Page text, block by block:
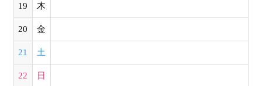
19 木
20 金
21 土
22 日